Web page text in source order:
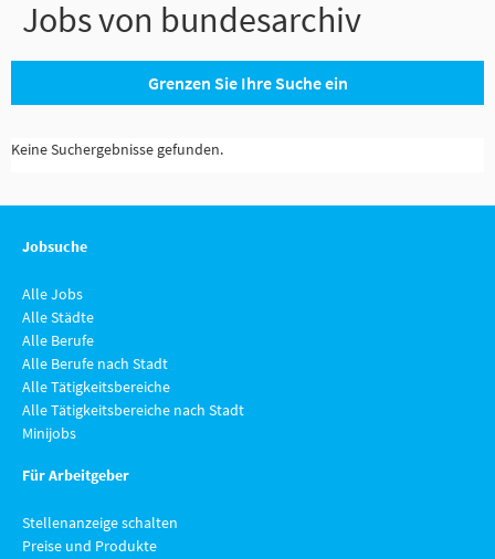
Jobs von bundesarchiv
Grenzen Sie Ihre Suche ein
Keine Suchergebnisse gefunden.
Jobsuche
Alle Jobs
Alle Städte
Alle Berufe
Alle Berufe nach Stadt
Alle Tätigkeitsbereiche
Alle Tätigkeitsbereiche nach Stadt
Minijobs
Für Arbeitgeber
Stellenanzeige schalten
Preise und Produkte